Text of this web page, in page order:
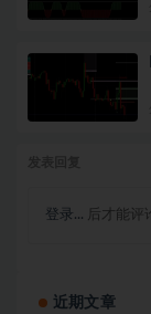
登录... 后才能评
近期文章